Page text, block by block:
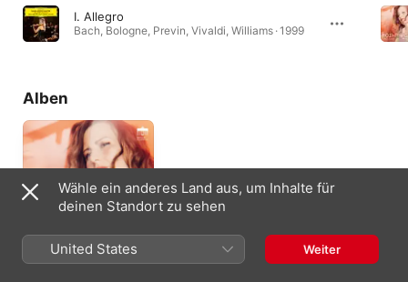
I. Allegro
Bach, Bologne, Previn, Vivaldi, Williams · 1999
Alben
Mozart & Gatti
Wähle ein anderes Land aus, um Inhalte für
deinen Standort zu sehen
United States Weiter